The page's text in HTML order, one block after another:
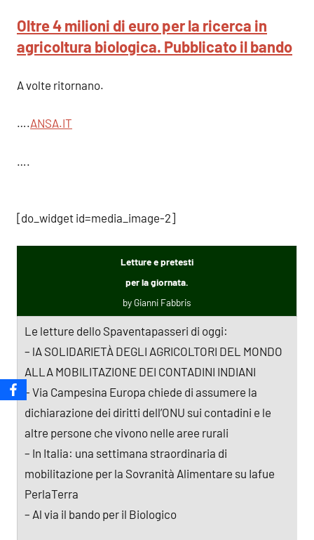
Oltre 4 milioni di euro per la ricerca in
agricoltura biologica. Pubblicato il bando
A volte ritornano.
….ANSA.IT
….
[do_widget id=media_image-2]
Letture e pretesti
per la giornata.
by Gianni Fabbris
Le letture dello Spaventapasseri di oggi:
– lA SOLIDARIETÀ DEGLI AGRICOLTORI DEL MONDO
ALLA MOBILITAZIONE DEI CONTADINI INDIANI
– Via Campesina Europa chiede di assumere la
dichiarazione dei diritti dell’ONU sui contadini e le
altre persone che vivono nelle aree rurali
– In Italia: una settimana straordinaria di
mobilitazione per la Sovranità Alimentare su Iafue
PerlaTerra
– Al via il bando per il Biologico